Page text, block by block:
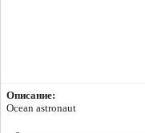
Описание:
Ocean astronaut